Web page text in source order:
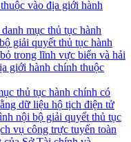
vào địa giới hành
mục thủ tục hành
giải quyết thủ tục hành
trong lĩnh vực biển và hải
giới hành chính thuộc
thủ tục hành chính có
dữ liệu hộ tịch điện tử
nội bộ giải quyết thủ tục
vụ công trực tuyến toàn